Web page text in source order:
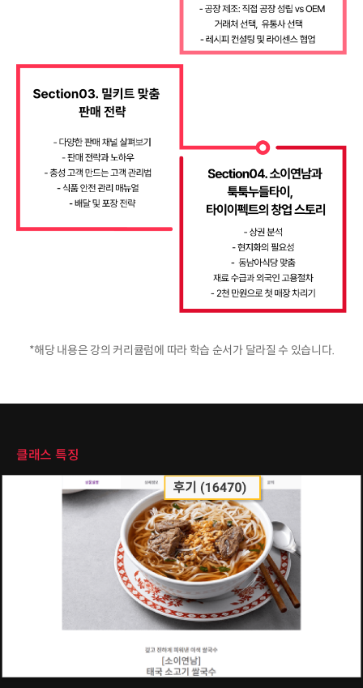
*해당 내용은 강의 커리큘럼에 따라 학습 순서가 달라질 수 있습니다.
클래스 특징